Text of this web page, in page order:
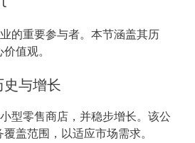
的重要参与者。本节涵盖其历
值观。
与增长
型零售商店，并稳步增长。该公
覆盖范围 ，以适应市场需求。